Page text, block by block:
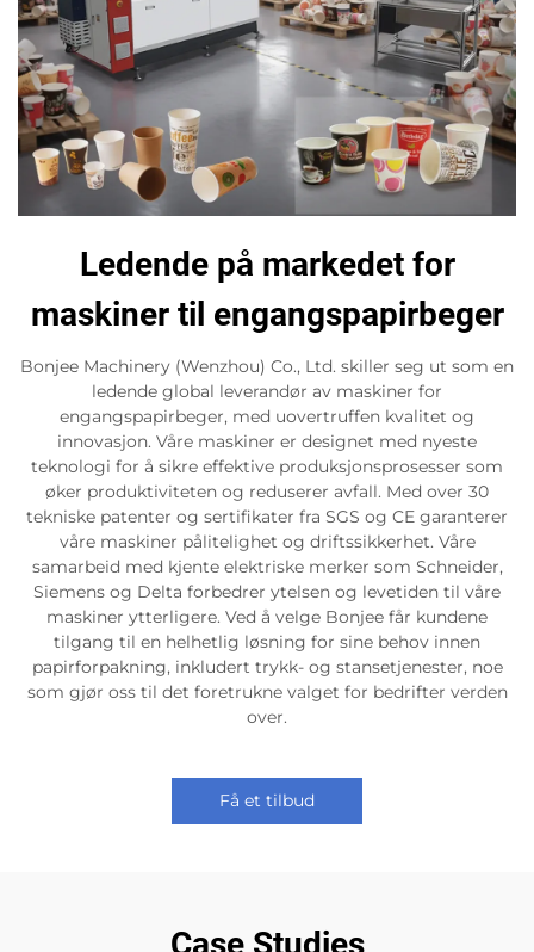
Ledende på markedet for
maskiner til engangspapirbeger
Bonjee Machinery (Wenzhou) Co., Ltd. skiller seg ut som en
ledende global leverandør av maskiner for
engangspapirbeger, med uovertruffen kvalitet og
innovasjon. Våre maskiner er designet med nyeste
teknologi for å sikre effektive produksjonsprosesser som
øker produktiviteten og reduserer avfall. Med over 30
tekniske patenter og sertifikater fra SGS og CE garanterer
våre maskiner pålitelighet og driftssikkerhet. Våre
samarbeid med kjente elektriske merker som Schneider,
Siemens og Delta forbedrer ytelsen og levetiden til våre
maskiner ytterligere. Ved å velge Bonjee får kundene
tilgang til en helhetlig løsning for sine behov innen
papirforpakning, inkludert trykk- og stansetjenester, noe
som gjør oss til det foretrukne valget for bedrifter verden
over.
Få et tilbud